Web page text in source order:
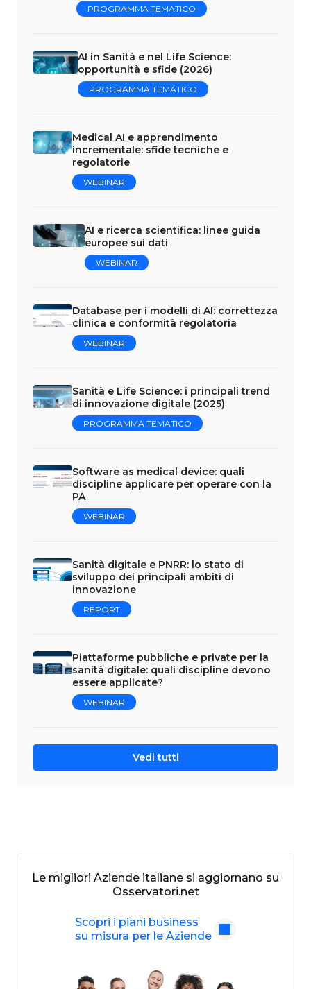
PROGRAMMA TEMATICO
AI in Sanità e nel Life Science:
opportunità e sfide (2026)
PROGRAMMA TEMATICO
Medical AI e apprendimento
incrementale: sfide tecniche e
regolatorie
WEBINAR
AI e ricerca scientifica: linee guida
europee sui dati
WEBINAR
Database per i modelli di AI: correttezza
clinica e conformità regolatoria
WEBINAR
Sanità e Life Science: i principali trend
di innovazione digitale (2025)
PROGRAMMA TEMATICO
Software as medical device: quali
discipline applicare per operare con la
PA
WEBINAR
Sanità digitale e PNRR: lo stato di
sviluppo dei principali ambiti di
innovazione
REPORT
Piattaforme pubbliche e private per la
sanità digitale: quali discipline devono
essere applicate?
WEBINAR
Vedi tutti
Le migliori Aziende italiane si aggiornano su
Osservatori.net
Scopri i piani business
su misura per le Aziende